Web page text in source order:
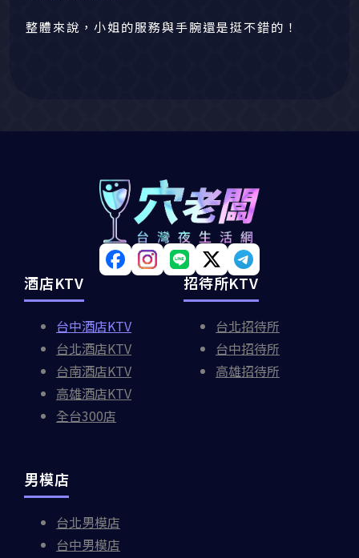
整體來說，小姐的服務與手腕還是挺不錯的！
酒店KTV
台中酒店KTV
台北酒店KTV
台南酒店KTV
高雄酒店KTV
全台300店
招待所KTV
台北招待所
台中招待所
高雄招待所
男模店
台北男模店
台中男模店